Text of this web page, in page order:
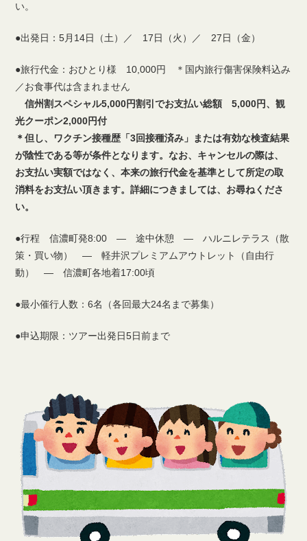
い。
●出発日：5月14日（土）／ 17日（火）／ 27日（金）
●旅行代金：おひとり様 10,000円 ＊国内旅行傷害保険料込み
／お食事代は含まれません
信州割スペシャル5,000円割引でお支払い総額 5,000円、観
光クーポン2,000円付
＊但し、ワクチン接種歴「3回接種済み」または有効な検査結果
が陰性である等が条件となります。なお、キャンセルの際は、
お支払い実額ではなく、本来の旅行代金を基準として所定の取
消料をお支払い頂きます。詳細につきましては、お尋ねくださ
い。
●行程 信濃町発8:00 ― 途中休憩 ― ハルニレテラス（散
策・買い物） ― 軽井沢プレミアムアウトレット（自由行
動） ― 信濃町各地着17:00頃
●最小催行人数：6名（各回最大24名まで募集）
●申込期限：ツアー出発日5日前まで